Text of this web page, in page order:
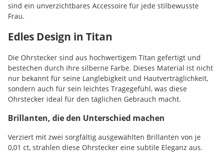
sind ein unverzichtbares Accessoire für jede stilbewusste
Frau.
Edles Design in Titan
Die Ohrstecker sind aus hochwertigem Titan gefertigt und
bestechen durch ihre silberne Farbe. Dieses Material ist nicht
nur bekannt für seine Langlebigkeit und Hautverträglichkeit,
sondern auch für sein leichtes Tragegefühl, was diese
Ohrstecker ideal für den täglichen Gebrauch macht.
Brillanten, die den Unterschied machen
Verziert mit zwei sorgfältig ausgewählten Brillanten von je
0,01 ct, strahlen diese Ohrstecker eine subtile Eleganz aus.